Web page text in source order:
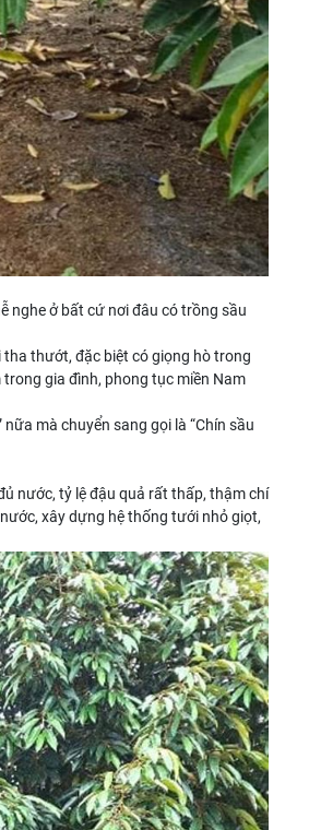
nghe ở bất cứ nơi đâu có trồng sầu
tha thướt, đặc biệt có giọng hò trong
gia đình, phong tục miền Nam
mà chuyển sang gọi là “Chín sầu
nước, tỷ lệ đậu quả rất thấp, thậm chí
xây dựng hệ thống tưới nhỏ giọt,